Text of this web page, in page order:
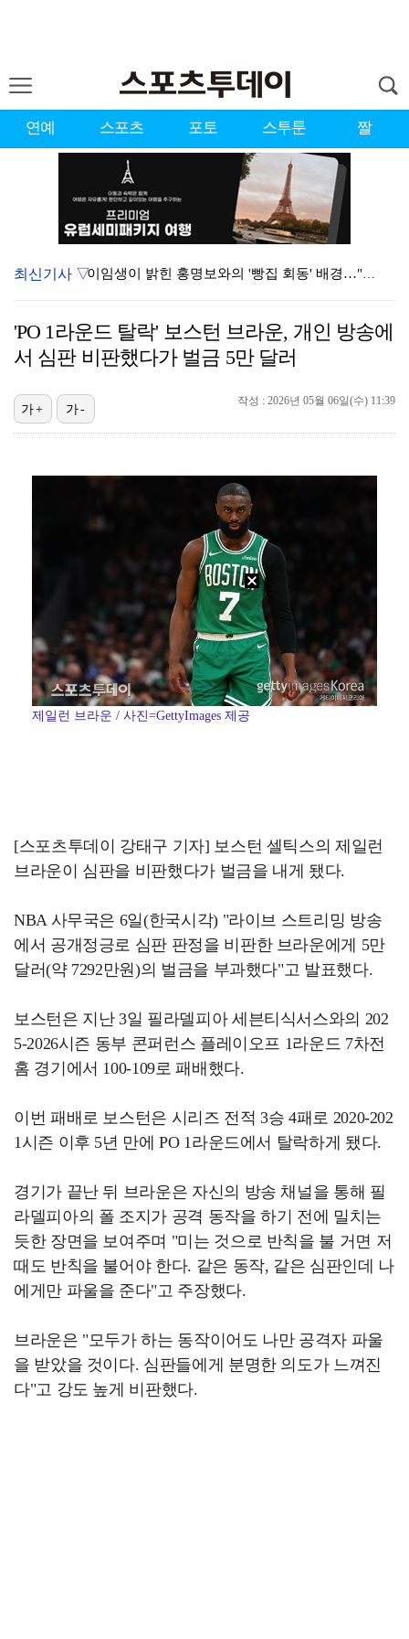
연예 스포츠 포토 스투툰 짤
이임생이 밝힌 홍명보와의 '빵집 회동' 배경…"정몽규 …
'심판 성접대 논란'까지 터지며 고개 숙인 대한축구협회…
안병훈, LIV 골프 뉴욕 대회 공동 13위로 도약…시…
'금타는 금요일' 김용빈·손빈아 공동 1위…종편·케이블…
[ST포토] 박현경, 미소 머금고
[ST포토] 박현경, 러블리한 포즈
[ST포토] 정수빈-황유나, 3라운드 출발
최신기사 ▽
'PO 1라운드 탈락' 보스턴 브라운, 개인 방송에
서 심판 비판했다가 벌금 5만 달러
작성 : 2026년 05월 06일(수) 11:39
가+ 가-
제일런 브라운 / 사진=GettyImages 제공
[스포츠투데이 강태구 기자] 보스턴 셀틱스의 제일런
브라운이 심판을 비판했다가 벌금을 내게 됐다.
NBA 사무국은 6일(한국시각) "라이브 스트리밍 방송
에서 공개정긍로 심판 판정을 비판한 브라운에게 5만
달러(약 7292만원)의 벌금을 부과했다"고 발표했다.
보스턴은 지난 3일 필라델피아 세븐티식서스와의 202
5-2026시즌 동부 콘퍼런스 플레이오프 1라운드 7차전
홈 경기에서 100-109로 패배했다.
이번 패배로 보스턴은 시리즈 전적 3승 4패로 2020-202
1시즌 이후 5년 만에 PO 1라운드에서 탈락하게 됐다.
경기가 끝난 뒤 브라운은 자신의 방송 채널을 통해 필
라델피아의 폴 조지가 공격 동작을 하기 전에 밀치는
듯한 장면을 보여주며 "미는 것으로 반칙을 불 거면 저
때도 반칙을 불어야 한다. 같은 동작, 같은 심판인데 나
에게만 파울을 준다"고 주장했다.
브라운은 "모두가 하는 동작이어도 나만 공격자 파울
을 받았을 것이다. 심판들에게 분명한 의도가 느껴진
다"고 강도 높게 비판했다.